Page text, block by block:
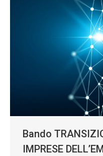
Bando
IMPRESE